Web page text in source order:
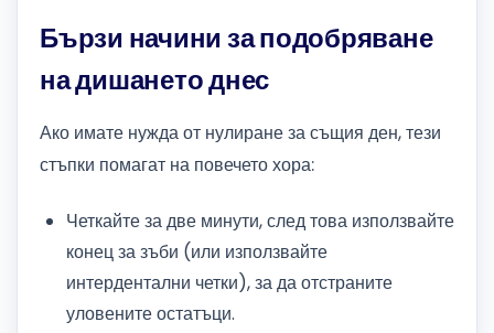
Бързи начини за подобряване
на дишането днес
Ако имате нужда от нулиране за същия ден, тези
стъпки помагат на повечето хора:
Четкайте за две минути, след това използвайте
конец за зъби (или използвайте
интердентални четки), за да отстраните
уловените остатъци.